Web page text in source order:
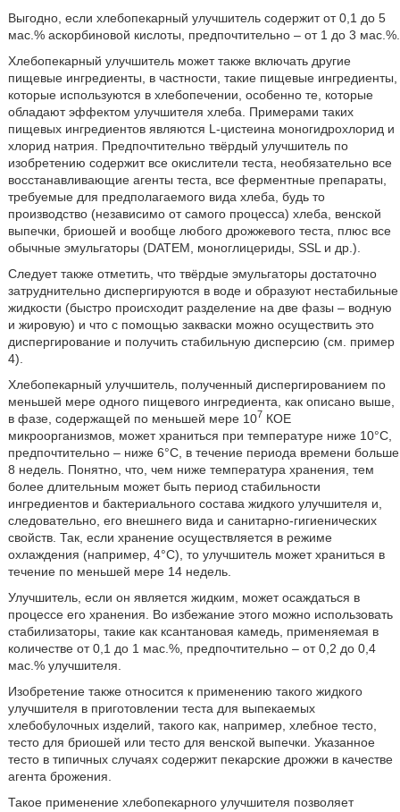
Выгодно, если хлебопекарный улучшитель содержит от 0,1 до 5
мас.% аскорбиновой кислоты, предпочтительно – от 1 до 3 мас.%.
Хлебопекарный улучшитель может также включать другие
пищевые ингредиенты, в частности, такие пищевые ингредиенты,
которые используются в хлебопечении, особенно те, которые
обладают эффектом улучшителя хлеба. Примерами таких
пищевых ингредиентов являются L-цистеина моногидрохлорид и
хлорид натрия. Предпочтительно твёрдый улучшитель по
изобретению содержит все окислители теста, необязательно все
восстанавливающие агенты теста, все ферментные препараты,
требуемые для предполагаемого вида хлеба, будь то
производство (независимо от самого процесса) хлеба, венской
выпечки, бриошей и вообще любого дрожжевого теста, плюс все
обычные эмульгаторы (DATEM, моноглицериды, SSL и др.).
Следует также отметить, что твёрдые эмульгаторы достаточно
затруднительно диспергируются в воде и образуют нестабильные
жидкости (быстро происходит разделение на две фазы – водную
и жировую) и что с помощью закваски можно осуществить это
диспергирование и получить стабильную дисперсию (см. пример
4).
Хлебопекарный улучшитель, полученный диспергированием по
меньшей мере одного пищевого ингредиента, как описано выше,
в фазе, содержащей по меньшей мере 107 КОЕ
микроорганизмов, может храниться при температуре ниже 10°C,
предпочтительно – ниже 6°C, в течение периода времени больше
8 недель. Понятно, что, чем ниже температура хранения, тем
более длительным может быть период стабильности
ингредиентов и бактериального состава жидкого улучшителя и,
следовательно, его внешнего вида и санитарно-гигиенических
свойств. Так, если хранение осуществляется в режиме
охлаждения (например, 4°С), то улучшитель может храниться в
течение по меньшей мере 14 недель.
Улучшитель, если он является жидким, может осаждаться в
процессе его хранения. Во избежание этого можно использовать
стабилизаторы, такие как ксантановая камедь, применяемая в
количестве от 0,1 до 1 мас.%, предпочтительно – от 0,2 до 0,4
мас.% улучшителя.
Изобретение также относится к применению такого жидкого
улучшителя в приготовлении теста для выпекаемых
хлебобулочных изделий, такого как, например, хлебное тесто,
тесто для бриошей или тесто для венской выпечки. Указанное
тесто в типичных случаях содержит пекарские дрожжи в качестве
агента брожения.
Такое применение хлебопекарного улучшителя позволяет